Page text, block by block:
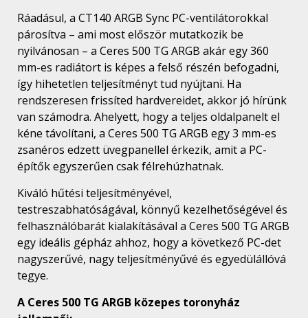
Ráadásul, a CT140 ARGB Sync PC-ventilátorokkal
párosítva – ami most először mutatkozik be
nyilvánosan – a Ceres 500 TG ARGB akár egy 360
mm-es radiátort is képes a felső részén befogadni,
így hihetetlen teljesítményt tud nyújtani. Ha
rendszeresen frissíted hardvereidet, akkor jó hírünk
van számodra. Ahelyett, hogy a teljes oldalpanelt el
kéne távolítani, a Ceres 500 TG ARGB egy 3 mm-es
zsanéros edzett üvegpanellel érkezik, amit a PC-
építők egyszerűen csak félrehúzhatnak.
Kiváló hűtési teljesítményével,
testreszabhatóságával, könnyű kezelhetőségével és
felhasználóbarát kialakításával a Ceres 500 TG ARGB
egy ideális gépház ahhoz, hogy a következő PC-det
nagyszerűvé, nagy teljesítményűvé és egyedülállóvá
tegye.
A Ceres 500 TG ARGB közepes toronyház